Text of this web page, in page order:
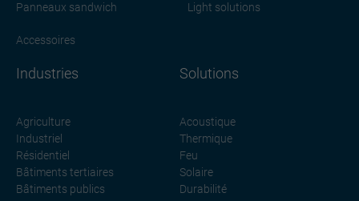
Panneaux sandwich
Light solutions
Accessoires
Industries
Agriculture
Industriel
Résidentiel
Bâtiments tertiaires
Bâtiments publics
Solutions
Acoustique
Thermique
Feu
Solaire
Durabilité